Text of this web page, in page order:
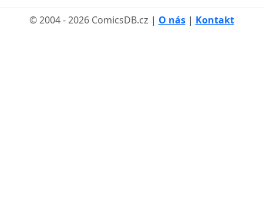
© 2004 - 2026 ComicsDB.cz | O nás| Kontakt